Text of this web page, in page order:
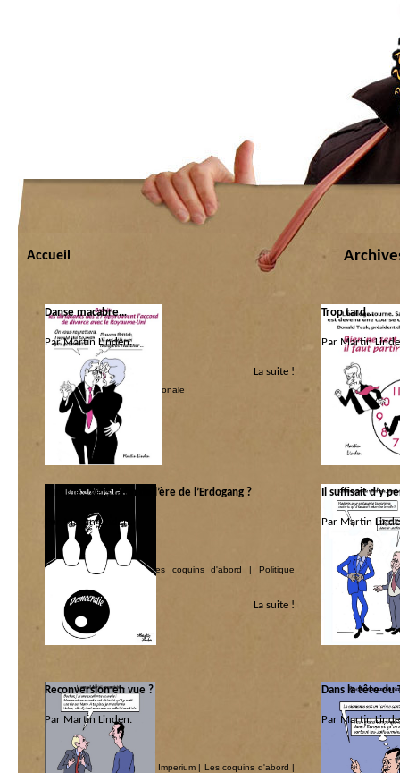
Accueil
Danse macabre…
Par Martin Linden.
Catégorie :
Imperium |Politique internationale
La suite !
Trop tard…
Par Martin
Catégorie :
Imperium|Les
Turquie : vers la fin de l’ère de l’Erdogang ?
Par Martin Linden.
Catégorie :
Allah là
| Imperium |Les coquins d'abord |Politique
internationale
La suite !
Il suffisait d’y
Par Martin
Catégorie :
America ! America !
Reconversion en vue ?
Par Martin Linden.
Catégorie :
Guéguerres pas pépères
Imperium| Les coquins d'abord |
Dans la tête du
Par Martin
Imperium|